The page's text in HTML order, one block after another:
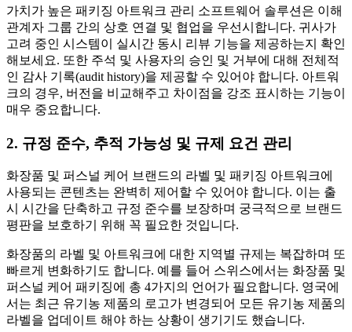
가치가 높은 패키징 아트워크 관리 소프트웨어 솔루션은 이해
관계자 그룹 간의 상호 연결 및 협업을 우선시합니다. 귀사가
고려 중인 시스템이 실시간 동시 리뷰 기능을 제공하는지 확인
해보세요. 또한 주석 및 사용자의 승인 및 거부에 대해 전체적
인 감사 기록(audit history)을 제공할 수 있어야 합니다. 아트워
크의 경우, 버전을 비교해주고 차이점을 강조 표시하는 기능이
매우 중요합니다.
2. 규정 준수, 추적 가능성 및 규제 요건 관리
화장품 및 퍼스널 케어 브랜드의 라벨 및 패키징 아트워크에
사용되는 콘텐츠는 완벽히 제어할 수 있어야 합니다. 이는 출
시 시간을 단축하고 규정 준수를 보장하며 궁극적으로 브랜드
평판을 보호하기 위해 꼭 필요한 것입니다.
화장품의 라벨 및 아트워크에 대한 지역별 규제는 복잡하며 또
빠르게 변화하기도 합니다. 예를 들어 스위스에서는 화장품 및
퍼스널 케어 패키징에 총 4가지의 언어가 필요합니다. 영국에
서는 최근 유기농 제품의 로고가 변경되어 모든 유기농 제품의
라벨을 업데이트 해야 하는 상황이 생기기도 했습니다.